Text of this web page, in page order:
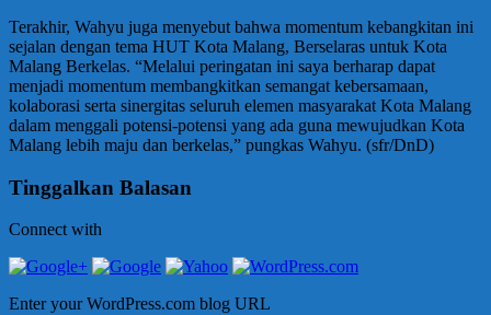
Terakhir, Wahyu juga menyebut bahwa momentum kebangkitan ini
sejalan dengan tema HUT Kota Malang, Berselaras untuk Kota
Malang Berkelas. “Melalui peringatan ini saya berharap dapat
menjadi momentum membangkitkan semangat kebersamaan,
kolaborasi serta sinergitas seluruh elemen masyarakat Kota Malang
dalam menggali potensi-potensi yang ada guna mewujudkan Kota
Malang lebih maju dan berkelas,” pungkas Wahyu. (sfr/DnD)
Tinggalkan Balasan
Connect with
Enter your WordPress.com blog URL